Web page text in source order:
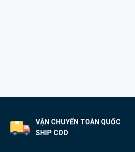
VẬN CHUYỂN TOÀN QUỐC
SHIP COD